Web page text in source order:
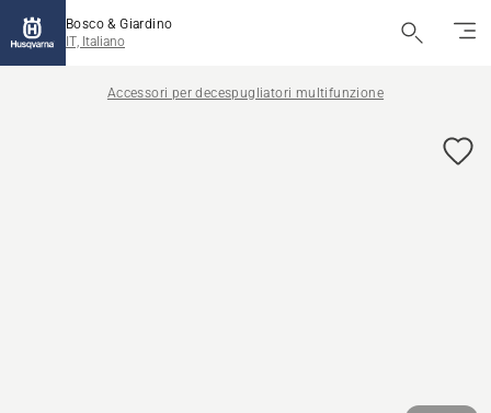
Bosco & Giardino
IT, Italiano
Accessori per decespugliatori multifunzione